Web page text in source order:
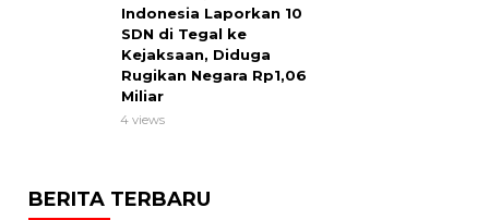
Indonesia Laporkan 10
SDN di Tegal ke
Kejaksaan, Diduga
Rugikan Negara Rp1,06
Miliar
4 views
BERITA TERBARU